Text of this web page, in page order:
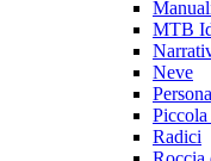
MTB
Neve
Radici